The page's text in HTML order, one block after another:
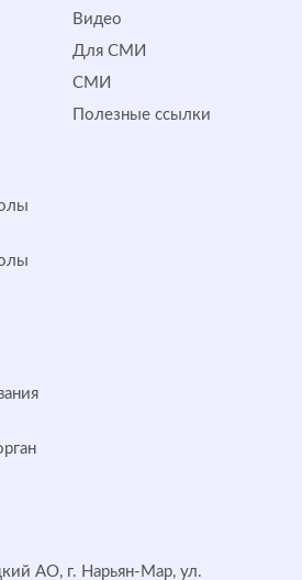
Видео
Для СМИ
СМИ
Полезные ссылки
АО, г. Нарьян-Мар, ул.